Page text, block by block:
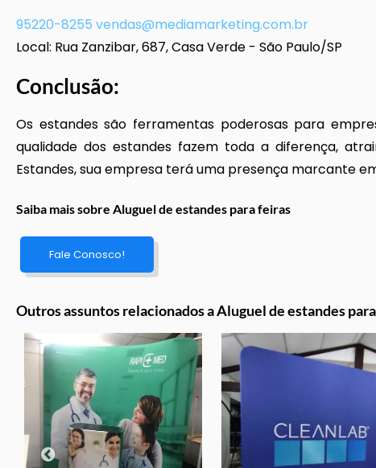
95220-8255 vendas@mediamarketing.com.br
Local: Rua Zanzibar, 687, Casa Verde - São Paulo/SP
Conclusão:
Os estandes são ferramentas poderosas para
qualidade dos estandes fazem toda a diferença,
Estandes, sua empresa terá uma presença marcante
Saiba mais sobre Aluguel de estandes para feiras
Fale Conosco!
Outros assuntos relacionados a Aluguel de estandes